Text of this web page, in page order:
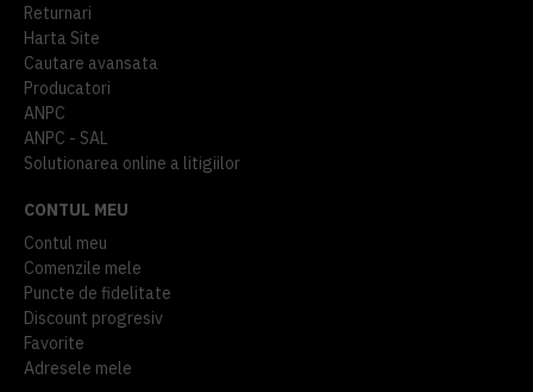
Returnari
Harta Site
Cautare avansata
Producatori
ANPC
ANPC - SAL
Solutionarea online a litigiilor
CONTUL MEU
Contul meu
Comenzile mele
Puncte de fidelitate
Discount progresiv
Favorite
Adresele mele